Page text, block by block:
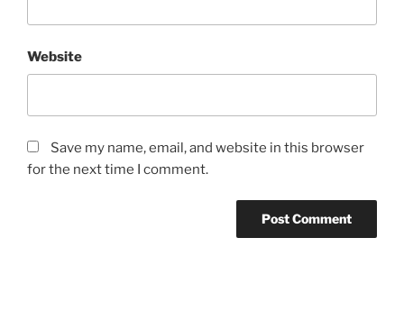
Website
Save my name, email, and website in this browser
for the next time I comment.